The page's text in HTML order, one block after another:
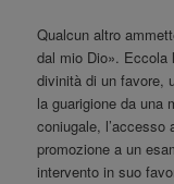
Qualcun altro
dal mio Dio». Eccola
divinità di un favore,
la guarigione da una
coniugale,
promozione a un
intervento in suo